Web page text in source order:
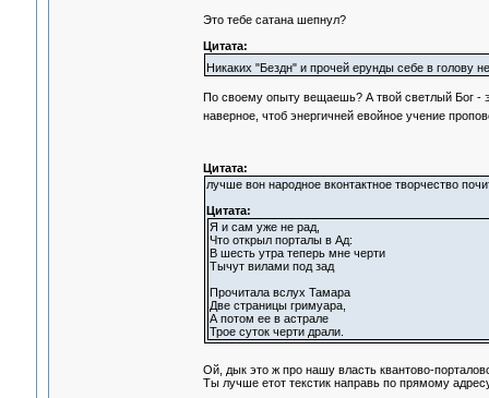
Это тебе сатана шепнул?
Цитата:
Никаких "Бездн" и прочей ерунды себе в голову
По своему опыту вещаешь? А твой светлый Бог -
наверное, чтоб энергичней евойное учение
Цитата:
лучше вон народное вконтактное творчество
Цитата:
Я и сам уже не рад,
Что открыл порталы в Ад:
В шесть утра теперь мне черти
Тычут вилами под зад
Прочитала вслух Тамара
Две страницы гримуара,
А потом ее в астрале
Трое суток черти драли.
Ой, дык это ж про нашу власть квантово-
Ты лучше етот текстик направь по прямому